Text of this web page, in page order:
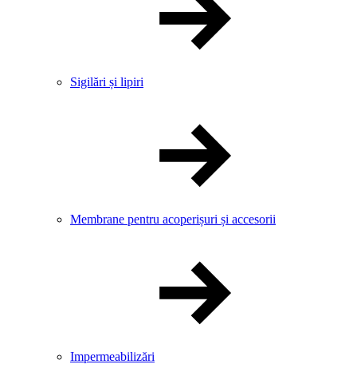
Sigilări și lipiri
Membrane pentru acoperișuri și accesorii
Impermeabilizări